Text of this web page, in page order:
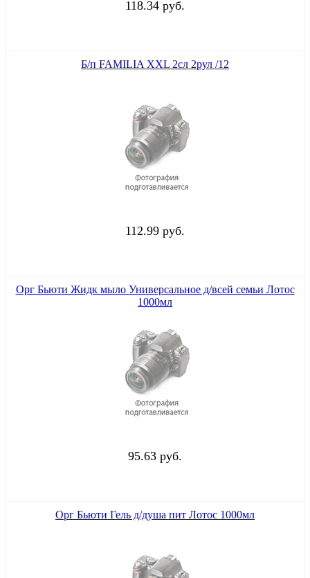
118.34 руб.
Б/п FAMILIA XXL 2сл 2рул /12
112.99 руб.
Орг Бьюти Жидк мыло Универсальное д/всей семьи Лотос
1000мл
95.63 руб.
Орг Бьюти Гель д/душа пит Лотос 1000мл